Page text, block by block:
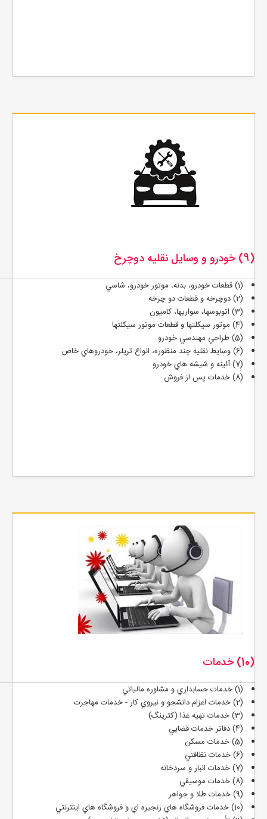
(9) خودرو و وسايل نقليه دوچرخ
(1) قطعات خودرو، بدنه، موتور خودرو، شاسي
(2) دوچرخه و قطعات دو چرخه
(3) اتوبوسها، سواريها، كاميون
(4) موتور سيکلتها و قطعات موتور سيکلتها
(5) طراحي مهندسي خودرو
(6) وسايط نقليه چند منظوره، انواع تريلر، خودروهاي خاص
(7) آئينه و شيشه هاي خودرو
(8) خدمات پس از فروش
(10) خدمات
(1) خدمات حسابداري و مشاوره مالياتي
(2) خدمات اعزام دانشجو و نيروي كار - خدمات مهاجرت
(3) خدمات تهيه غذا (كترينگ)
(4) دفاتر خدمات قضايي
(5) خدمات مسكن
(6) خدمات نظافتي
(7) خدمات انبار و سردخانه
(8) خدمات موسيقي
(9) خدمات طلا و جواهر
(10) خدمات فروشگاه هاي زنجيره اي و فروشگاه هاي اينترنتي